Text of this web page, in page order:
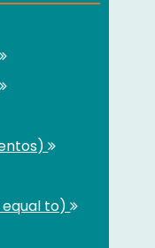
equal to)